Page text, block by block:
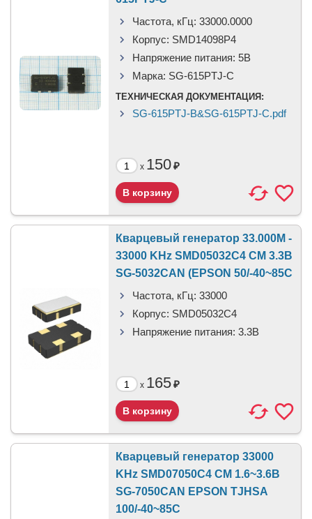
Частота, кГц: 33000.0000
Корпус: SMD14098P4
Напряжение питания: 5В
Марка: SG-615PTJ-C
ТЕХНИЧЕСКАЯ ДОКУМЕНТАЦИЯ:
SG-615PTJ-B&SG-615PTJ-C.pdf
x 150₽
Кварцевый генератор 33.000M -
33000 KHz SMD05032C4 CM 3.3В
SG-5032CAN (EPSON 50/-40~85С
Частота, кГц: 33000
Корпус: SMD05032C4
Напряжение питания: 3.3B
x 165₽
Кварцевый генератор 33000
KHz SMD07050C4 CM 1.6~3.6В
SG-7050CAN EPSON TJHSA
100/-40~85C